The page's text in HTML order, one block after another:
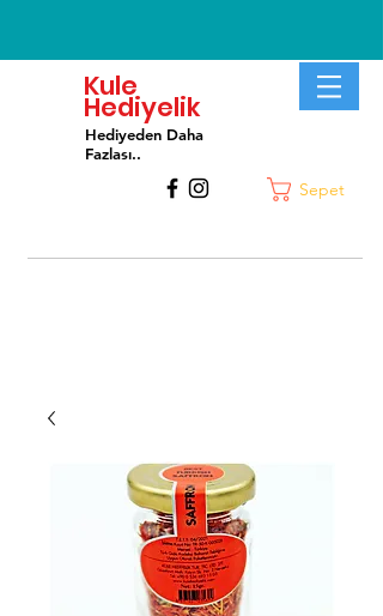
Kule
Hediyelik
Hediyeden Daha
Fazlası..
Sepet